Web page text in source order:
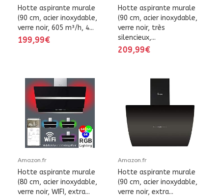
Hotte aspirante murale
(90 cm, acier inoxydable,
verre noir, 605 m³/h, 4...
199,99€
Hotte aspirante murale
(90 cm, acier inoxydable,
verre noir, très
silencieux,...
209,99€
Amazon.fr
Hotte aspirante murale
(80 cm, acier inoxydable,
verre noir, WIFI, extra...
Amazon.fr
Hotte aspirante murale
(90 cm, acier inoxydable,
verre noir, extra...